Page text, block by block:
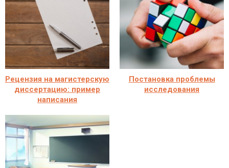
Рецензия на магистерскую
диссертацию: пример
написания
Постановка проблемы
исследования